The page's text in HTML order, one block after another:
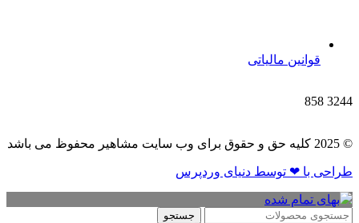
قوانین مالیاتی
3244
858
© 2025 کلیه حق و حقوق برای وب سایت مشاهیر محفوظ می باشد
طراحی با ❤ توسط​ دنیای وردپرس
جستجو